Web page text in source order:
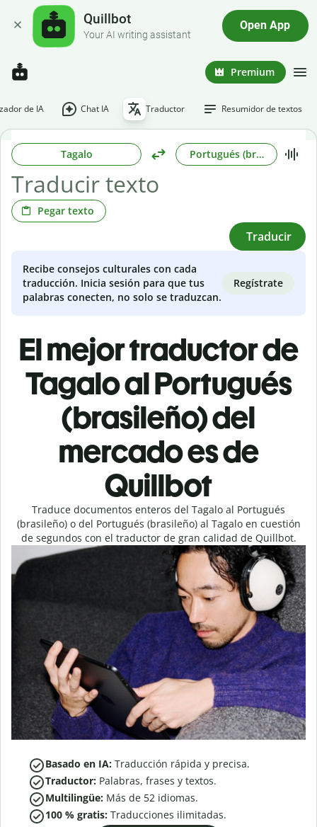
Quillbot
Your AI writing assistant
Open App
Premium
de IA Chat IA Traductor Resumidor de textos
Tagalo Portugués (brasileño)
Pegar texto
Traducir
Recibe consejos culturales con cada
traducción. Inicia sesión para que tus
palabras conecten, no solo se traduzcan.
Regístrate
El mejor traductor de
Tagalo al Portugués
(brasileño) del
mercado es de
Quillbot
Traduce documentos enteros del Tagalo al Portugués
(brasileño) o del Portugués (brasileño) al Tagalo en cuestión
de segundos con el traductor de gran calidad de Quillbot.
Basado en IA: Traducción rápida y precisa.
Traductor: Palabras, frases y textos.
Multilingüe: Más de 52 idiomas.
100 % gratis: Traducciones ilimitadas.